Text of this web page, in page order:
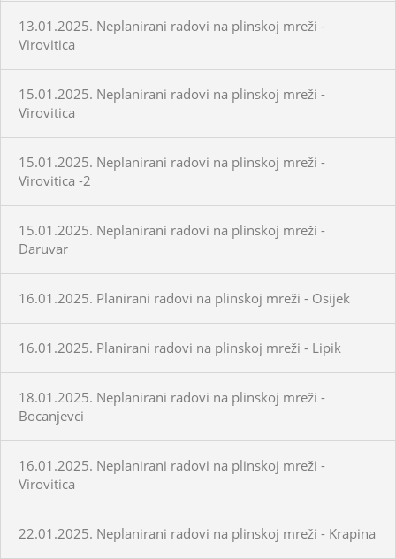
13.01.2025. Neplanirani radovi na plinskoj mreži -
Virovitica
15.01.2025. Neplanirani radovi na plinskoj mreži -
Virovitica
15.01.2025. Neplanirani radovi na plinskoj mreži -
Virovitica -2
15.01.2025. Neplanirani radovi na plinskoj mreži -
Daruvar
16.01.2025. Planirani radovi na plinskoj mreži - Osijek
16.01.2025. Planirani radovi na plinskoj mreži - Lipik
18.01.2025. Neplanirani radovi na plinskoj mreži -
Bocanjevci
16.01.2025. Neplanirani radovi na plinskoj mreži -
Virovitica
22.01.2025. Neplanirani radovi na plinskoj mreži - Krapina